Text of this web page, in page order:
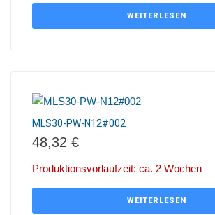
WEITERLESEN
MLS30-PW-N12#002
48,32 €
Produktionsvorlaufzeit: ca. 2 Wochen
WEITERLESEN